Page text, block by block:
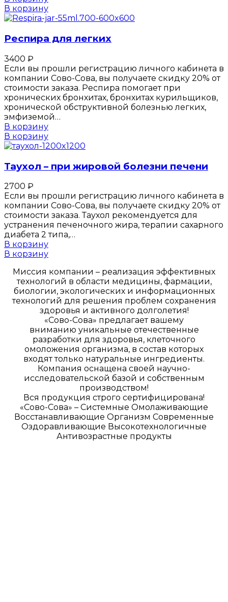
В корзину
Респира для легких
3400 ₽
Если вы прошли регистрацию личного кабинета в
компании Сово-Сова, вы получаете скидку 20% от
стоимости заказа. Респира помогает при
хронических бронхитах, бронхитах курильщиков,
хронической обструктивной болезнью легких,
эмфиземой…
В корзину
В корзину
Таухол – при жировой болезни печени
2700 ₽
Если вы прошли регистрацию личного кабинета в
компании Сово-Сова, вы получаете скидку 20% от
стоимости заказа. Таухол рекомендуется для
устранения печеночного жира, терапии сахарного
диабета 2 типа,…
В корзину
В корзину
Миссия компании – реализация эффективных
технологий в области медицины, фармации,
биологии, экологических и информационных
технологий для решения проблем сохранения
здоровья и активного долголетия!
«Сово-Сова» предлагает вашему
вниманию уникальные отечественные
разработки для здоровья, клеточного
омоложения организма, в состав которых
входят только натуральные ингредиенты.
Компания оснащена своей научно-
исследовательской базой и собственным
производством!
Вся продукция строго сертифицирована!
«Сово-Сова» – Системные Омолаживающие
Восстанавливающие Организм Современные
Оздоравливающие Высокотехнологичные
Антивозрастные продукты